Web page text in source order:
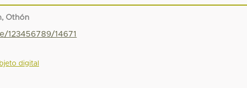
Othón
123456789/14671
digital